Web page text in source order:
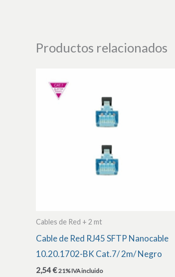
Productos relacionados
Cables de Red + 2 mt
Cable de Red RJ45 SFTP Nanocable
10.20.1702-BK Cat.7/ 2m/ Negro
2,54€ 21% IVA incluido